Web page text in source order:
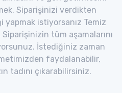
Siparişinizi verdikten
istiyorsanız Temiz
Siparişinizin tüm aşamalarını
İstediğiniz zaman
faydalanabilir,
tadını çıkarabilirsiniz.